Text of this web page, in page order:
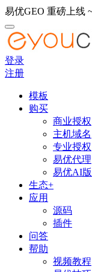
易优GEO 重磅上线
登录
注册
模板
购买
商业授权
主机域名
专业授权
易优代理
易优AI版
生态+
应用
源码
插件
问答
帮助
视频教程